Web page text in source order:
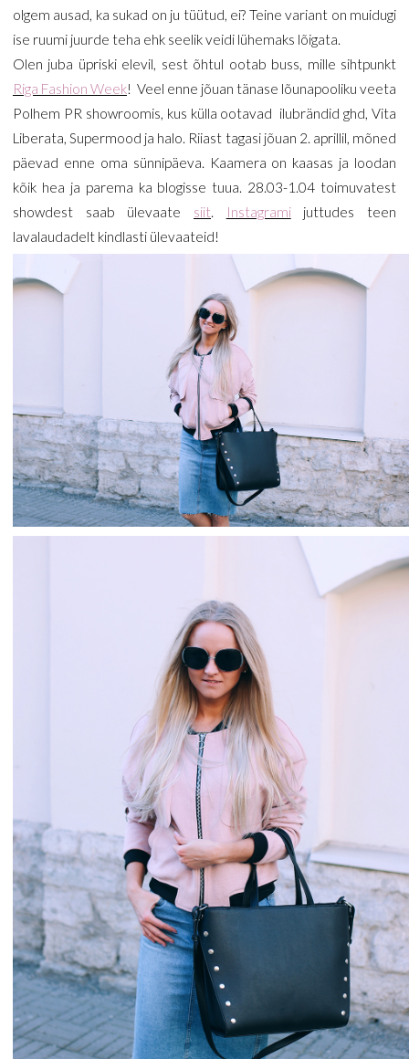
olgem ausad, ka sukad on ju tüütud, ei? Teine variant on muidugi
ise ruumi juurde teha ehk seelik veidi lühemaks lõigata.
Olen juba üpriski elevil, sest õhtul ootab buss, mille sihtpunkt
Riga Fashion Week! Veel enne jõuan tänase lõunapooliku veeta
Polhem PR showroomis, kus külla ootavad ilubrändid ghd, Vita
Liberata, Supermood ja halo. Riiast tagasi jõuan 2. aprillil, mõned
päevad enne oma sünnipäeva. Kaamera on kaasas ja loodan
kõik hea ja parema ka blogisse tuua. 28.03-1.04 toimuvatest
showdest saab ülevaate siit. Instagramijuttudes teen
lavalaudadelt kindlasti ülevaateid!